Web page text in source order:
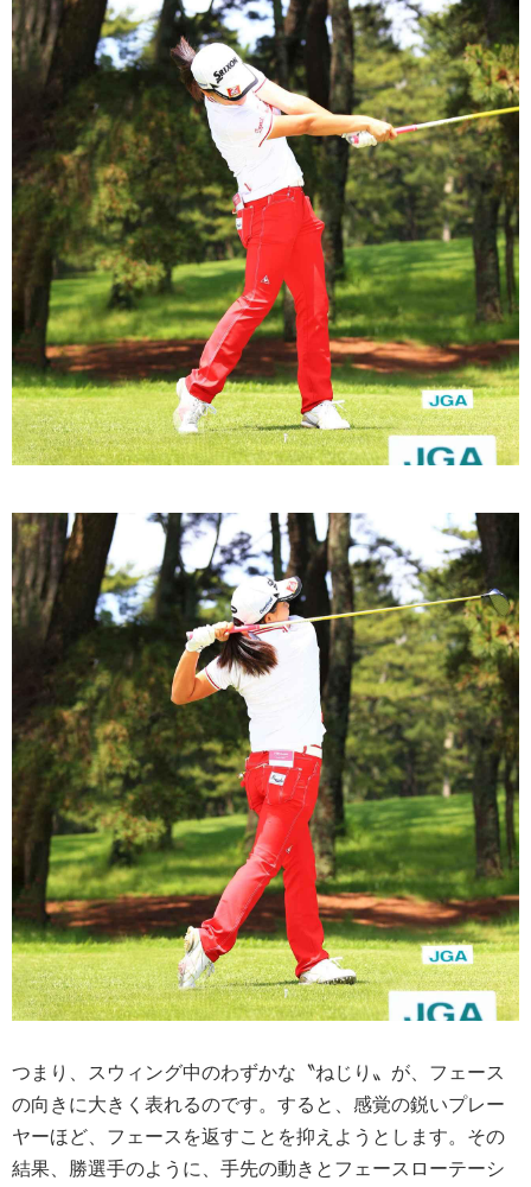
つまり、スウィング中のわずかな〝ねじり〟が、フェース
の向きに大きく表れるのです。すると、感覚の鋭いプレー
ヤーほど、フェースを返すことを抑えようとします。その
結果、勝選手のように、手先の動きとフェースローテーシ